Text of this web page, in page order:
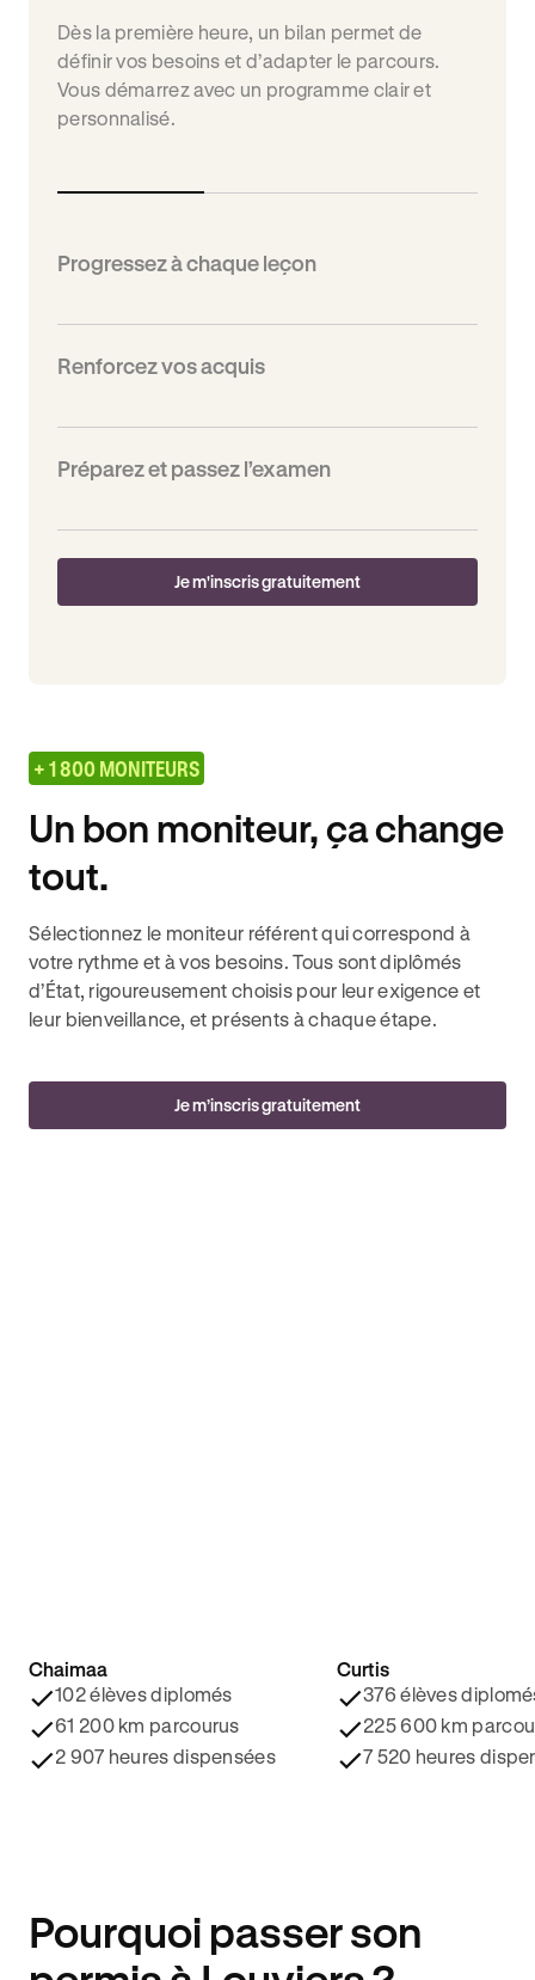
Dès la première heure, un bilan permet de
définir vos besoins et d’adapter le parcours.
Vous démarrez avec un programme clair et
personnalisé.
Progressez à chaque leçon
Renforcez vos acquis
Préparez et passez l’examen
Je m'inscris gratuitement
+ 1 800 MONITEURS
Un bon moniteur, ça change
tout.
Sélectionnez le moniteur référent qui correspond à
votre rythme et à vos besoins. Tous sont diplômés
d’État, rigoureusement choisis pour leur exigence et
leur bienveillance, et présents à chaque étape.
Je m’inscris gratuitement
4.8/5 ⭐️
Chaimaa
102 élèves diplomés
61 200 km parcourus
2 907 heures dispensées
4.9/5 ⭐️
Curtis
376 élèves
225 600 km
7 520 heures
Pourquoi passer son